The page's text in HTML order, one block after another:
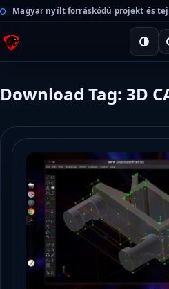
Magyar nyílt forráskódú projekt és
Download Tag: 3D